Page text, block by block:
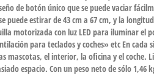
de botón único que se puede vaciar
estirar de 43 cm a 67 cm, y la
motorizada con luz LED para iluminar el
para teclados y coches» etc En
el interior, la oficina y el coche.
espacio. Con un peso neto de sólo 1,46